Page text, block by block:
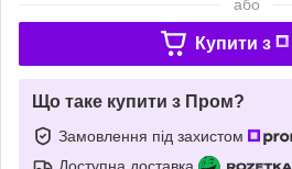
або
Купити з
Що таке купити з Пром?
Замовлення під захистом
Доступна доставка